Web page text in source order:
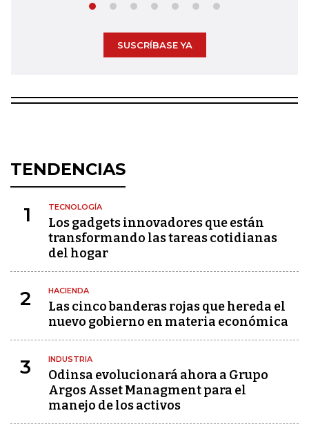
SUSCRÍBASE YA
TENDENCIAS
1 TECNOLOGÍA
Los gadgets innovadores que están
transformando las tareas cotidianas
del hogar
2 HACIENDA
Las cinco banderas rojas que hereda el
nuevo gobierno en materia económica
3 INDUSTRIA
Odinsa evolucionará ahora a Grupo
Argos Asset Managment para el
manejo de los activos